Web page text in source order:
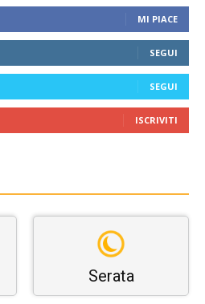
MI PIACE
SEGUI
SEGUI
ISCRIVITI
Serata